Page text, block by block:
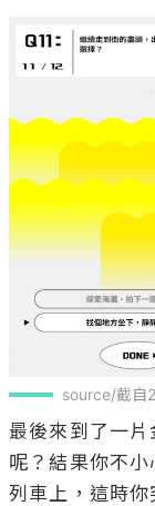
source/截自
最後來到了一
呢？結果你不
列車上，這時